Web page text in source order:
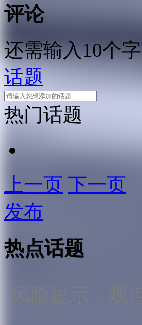
评论
还需输入10个字
话题
热门话题
上一页 下一页
发布
热点话题